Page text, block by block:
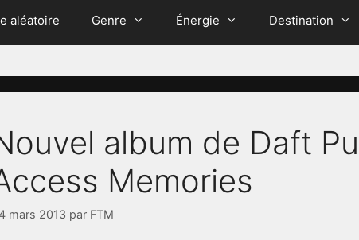
aléatoire Genre Énergie Destination
album de Daft
Memories
mars 2013 par FTM